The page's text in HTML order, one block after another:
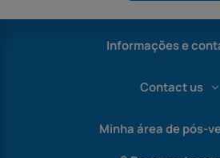
Informações e
Contact us
Minha área de pós-